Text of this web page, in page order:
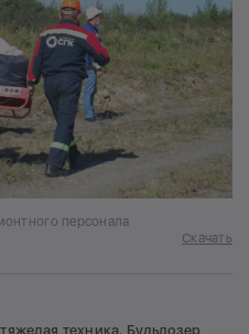
персонала
Скачать
техника. Бульдозер